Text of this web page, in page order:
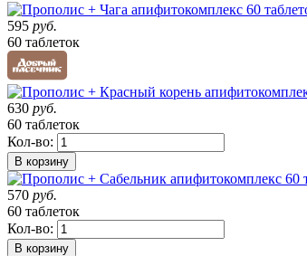
595 руб.
60 таблеток
630 руб.
60 таблеток
Кол-во:
В корзину
570 руб.
60 таблеток
Кол-во:
В корзину